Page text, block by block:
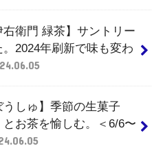
右衛門 緑茶】サントリー
2024年刷新で味も変わ
うしゅ】季節の生菓子
とお茶を愉しむ。＜6/6〜